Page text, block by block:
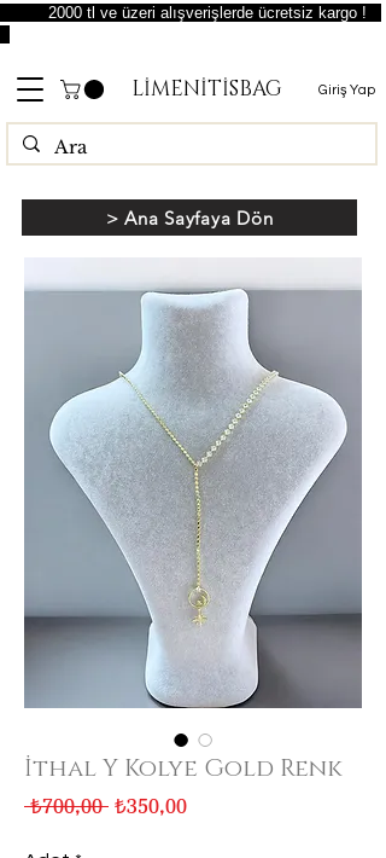
LİMENİTİSBAG Giriş Yap
2000 tl ve üzeri alışverişlerde ücretsiz kargo !
İthal Y Kolye Gold Renk
₺700,00 Normal
₺350,00İndirimli
> Ana Sayfaya Dön